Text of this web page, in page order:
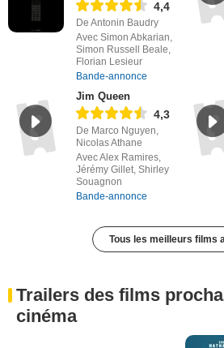
4,4
De Antonin Baudry
Avec Simon Abkarian,
Simon Russell Beale,
Florian Lesieur
Bande-annonce
Jim Queen
4,3
De Marco Nguyen,
Nicolas Athane
Avec Alex Ramires,
Jérémy Gillet, Shirley
Souagnon
Bande-annonce
Tous les meilleurs films
Trailers des films
cinéma